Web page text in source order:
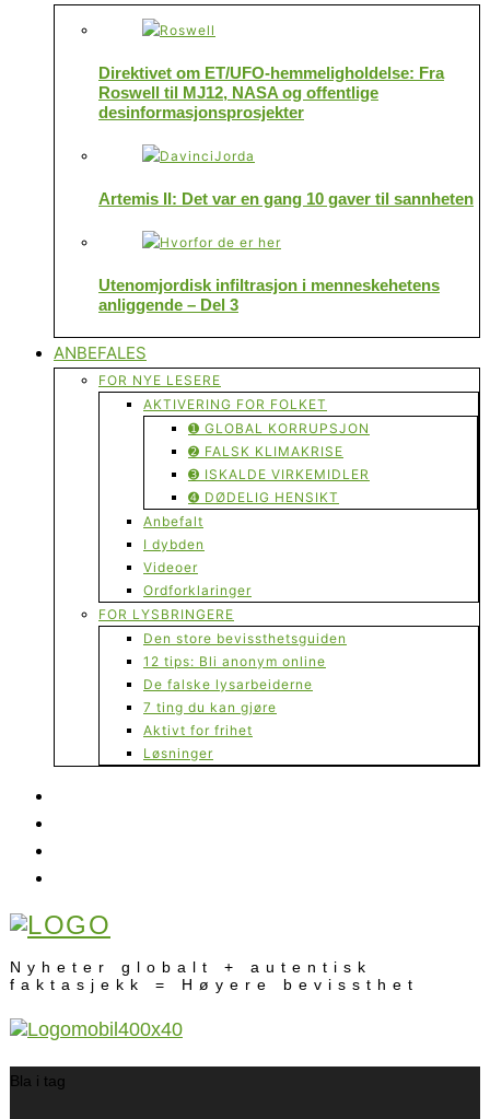
Direktivet om ET/UFO-hemmeligholdelse: Fra
Roswell til MJ12, NASA og offentlige
desinformasjonsprosjekter
Artemis II: Det var en gang 10 gaver til sannheten
Utenomjordisk infiltrasjon i menneskehetens
anliggende – Del 3
ANBEFALES
FOR NYE LESERE
AKTIVERING FOR FOLKET
➊ GLOBAL KORRUPSJON
➋ FALSK KLIMAKRISE
➌ ISKALDE VIRKEMIDLER
➍ DØDELIG HENSIKT
Anbefalt
I dybden
Videoer
Ordforklaringer
FOR LYSBRINGERE
Den store bevissthetsguiden
12 tips: Bli anonym online
De falske lysarbeiderne
7 ting du kan gjøre
Aktivt for frihet
Løsninger
Nyheter globalt + autentisk
faktasjekk = Høyere bevissthet
Bla i tag